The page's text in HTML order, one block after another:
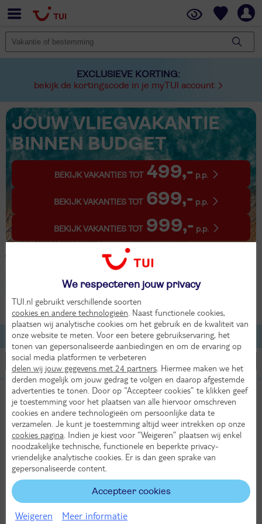
EXCLUSIEVE KORTING:
bekijk de kortingscode in je myTUI account
JOUW VLIEGVAKANTIE
BINNEN BUDGET
BEKIJK VAKANTIES TOT 499,- p.p.
BEKIJK VAKANTIES TOT 699,- p.p.
BEKIJK VAKANTIES TOT 999,- p.p.
1 Vakantie Muyuni Beach
Tanzania - Muyuni Beach
2 volwassenen
Filteren Lijst Kaart
8,8
Heel goed
The Mora Zanzibar
TUI classificatie Hotel
Tanzania Zanzibar Muyuni Beach
Zo 30 aug 2026
9 dagen (7 nachten)
Amsterdam - Zanzibar
All Inclusive
2343,-
We respecteren jouw privacy
TUI.nl gebruikt verschillende soorten
cookies en andere technologieën . Naast functionele cookies,
plaatsen wij analytische cookies om het gebruik en de kwaliteit van
onze website te meten. Voor een betere gebruikservaring, het
tonen van gepersonaliseerde aanbiedingen en om de ervaring op
social media platformen te verbeteren
delen wij jouw gegevens met 24 partners . Hiermee maken we het
derden mogelijk om jouw gedrag te volgen en daarop afgestemde
advertenties te tonen. Door op “Accepteer cookies” te klikken geef
je toestemming voor het plaatsen van alle hiervoor omschreven
cookies en andere technologieën om persoonlijke data te
verzamelen. Je kunt je toestemming altijd weer intrekken op onze
cookies pagina . Indien je kiest voor “Weigeren” plaatsen wij enkel
noodzakelijke technische, functionele en beperkte privacy-
vriendelijke analytische cookies. Er is dan geen sprake van
gepersonaliseerde content.
Accepteer cookies
Weigeren Meer informatie